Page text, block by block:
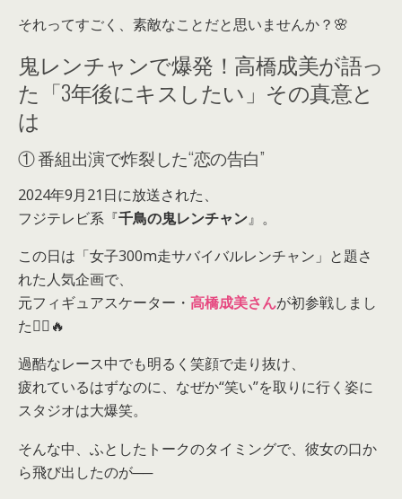
それってすごく、素敵なことだと思いませんか？🌸
鬼レンチャンで爆発！高橋成美が語っ
た「3年後にキスしたい」その真意と
は
① 番組出演で炸裂した“恋の告白”
2024年9月21日に放送された、
フジテレビ系『千鳥の鬼レンチャン』。
この日は「女子300m走サバイバルレンチャン」と題さ
れた人気企画で、
元フィギュアスケーター・ 高橋成美さんが初参戦しまし
た🏃‍♀️🔥
過酷なレース中でも明るく笑顔で走り抜け、
疲れているはずなのに、なぜか“笑い”を取りに行く姿に
スタジオは大爆笑。
そんな中、ふとしたトークのタイミングで、彼女の口か
ら飛び出したのが──